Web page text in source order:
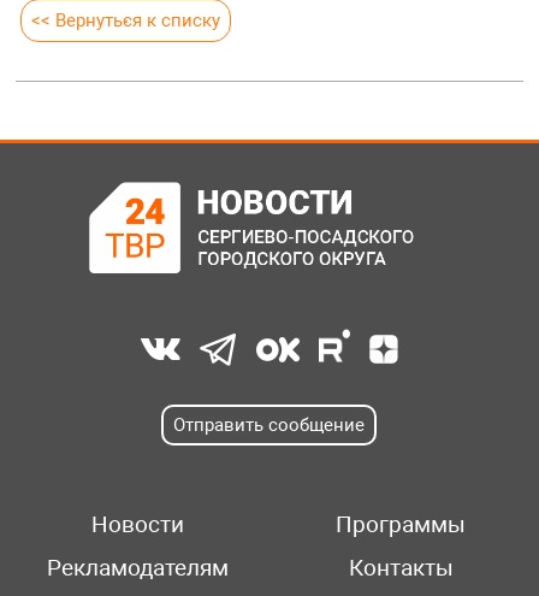
<< Вернуться к списку
Отправить сообщение
Новости
Программы
Рекламодателям
Контакты